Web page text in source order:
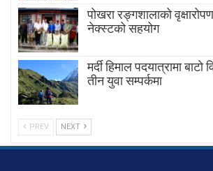
पोखरा रङ्गशालाको
नेक्स्टको सहयोग
मर्दी हिमाल पदयात्रामा बाटाे
तीन युवा सम्पर्कमा
PREV NEXT